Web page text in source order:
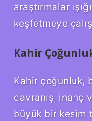
araştırmalar
keşfetmeye
Kahir
Kahir çoğunluk,
davranış, inanç
büyük bir kesim